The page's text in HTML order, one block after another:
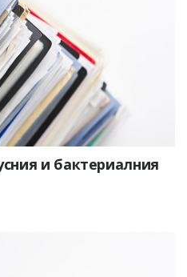
и бактериалния